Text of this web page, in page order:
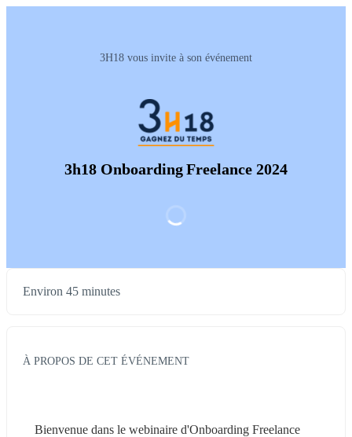
3H18 vous invite à son événement
3h18 Onboarding Freelance 2024
Environ 45 minutes
À PROPOS DE CET ÉVÉNEMENT
Bienvenue dans le webinaire d'Onboarding Freelance